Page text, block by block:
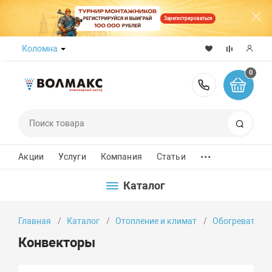
Зарегистрироваться
Коломна
8 (800)
0
Акции Услуги Компания Статьи ...
Каталог
Главная Каталог Отопление и климат Обогреватели
Конвекторы